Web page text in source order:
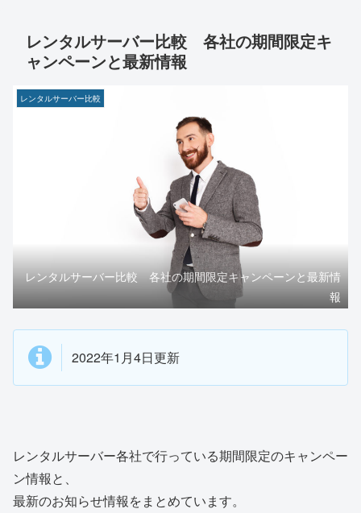
レンタルサーバー比較 各社の期間限定キ
ャンペーンと最新情報
レンタルサーバー比較
レンタルサーバー比較 各社の期間限定キャンペーンと最新情
報
2022年1月4日更新
レンタルサーバー各社で行っている期間限定のキャンペー
ン情報と、
最新のお知らせ情報をまとめています。